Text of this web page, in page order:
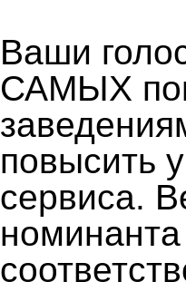
Ваши
САМЫХ
повысить
сервиса.